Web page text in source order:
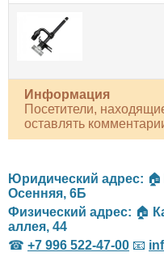
Информация
Посетители,
оставлять
Юридический адрес: 🏠
Осенняя, 6Б
Физический адрес: 🏠
аллея, 44
☎ +7 996 522-47-00 📧